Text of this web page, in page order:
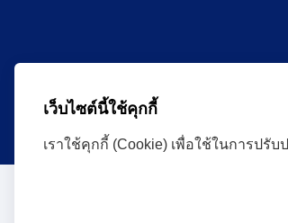
เว็บไซต์นี้ใช้คุกกี้
เราใช้คุกกี้ (Cookie) เพื่อใช้ในการปรั